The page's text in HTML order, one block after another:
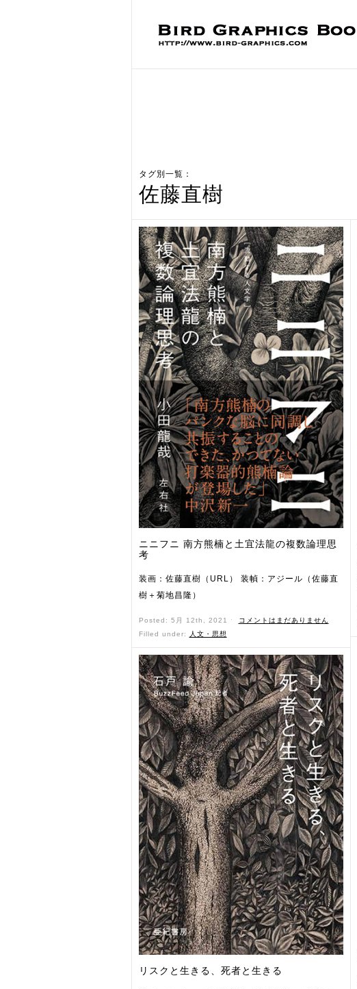
タグ別一覧：
佐藤直樹
ニニフニ 南方熊楠と土宜法龍の複数論理思
考
装画：佐藤直樹（URL） 装幀：アジール（佐藤直
樹＋菊地昌隆）
Posted: 5月 12th, 2021 ˑ
コメントはまだありません
Filled under:
人文・思想
リスクと生きる、死者と生きる